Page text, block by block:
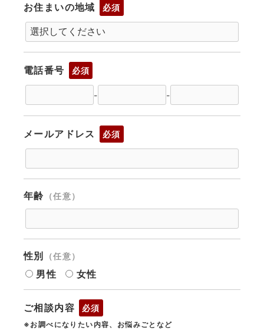
お住まいの地域 必須
電話番号 必須
- -
メールアドレス 必須
年齢 （任意）
性別 （任意）
男性 女性
ご相談内容 必須
※お調べになりたい内容、お悩みごとなど